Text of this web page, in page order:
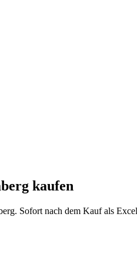
kaufen
. Sofort nach dem Kauf als